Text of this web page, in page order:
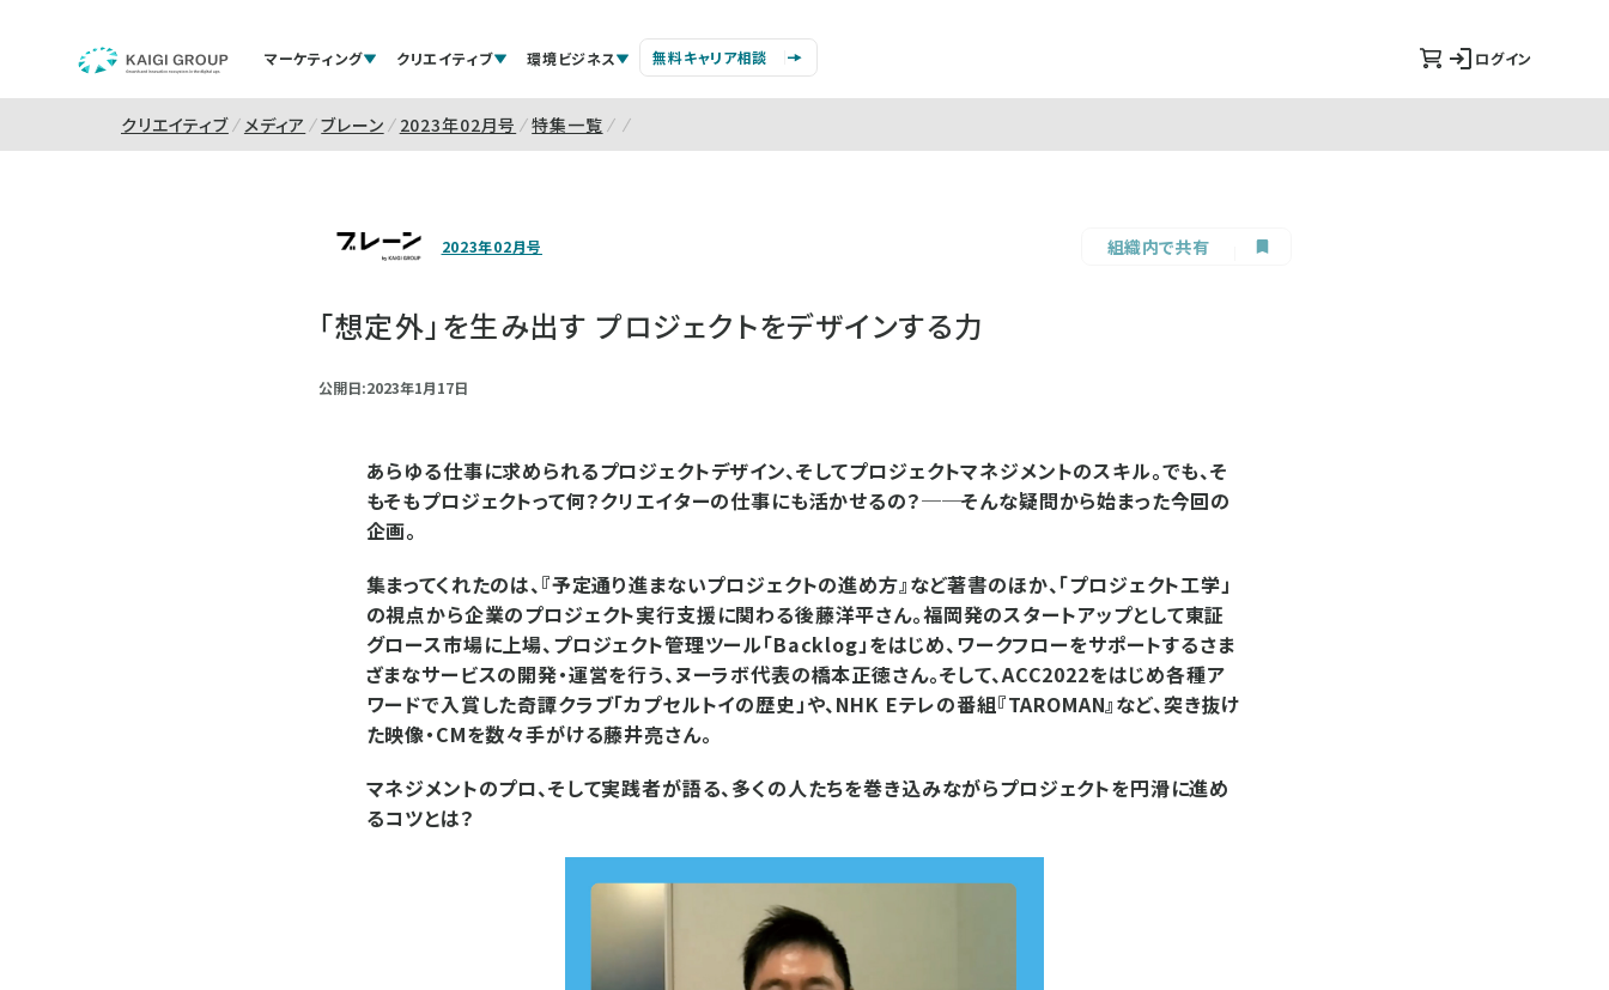
マーケティング クリエイティブ 環境ビジネス 無料キャリア相談 ログイン
クリエイティブ メディア ブレーン 2023年02月号 特集一覧
2023年02月号 組織内で共有
「想定外」を生み出す プロジェクトをデザインする力
公開日:2023年1月17日
あらゆる仕事に求められるプロジェクトデザイン、そしてプロジェクトマネジメントのスキル。でも、そ
もそもプロジェクトって何？クリエイターの仕事にも活かせるの？──そんな疑問から始まった今回の
企画。
集まってくれたのは、『予定通り進まないプロジェクトの進め方』など著書のほか、「プロジェクト工学」
の視点から企業のプロジェクト実行支援に関わる後藤洋平さん。福岡発のスタートアップとして東証
グロース市場に上場、プロジェクト管理ツール「Backlog」をはじめ、ワークフローをサポートするさま
ざまなサービスの開発・運営を行う、ヌーラボ代表の橋本正徳さん。そして、ACC2022をはじめ各種ア
ワードで入賞した奇譚クラブ「カプセルトイの歴史」や、NHK Eテレの番組『TAROMAN』など、突き抜け
た映像・CMを数々手がける藤井亮さん。
マネジメントのプロ、そして実践者が語る、多くの人たちを巻き込みながらプロジェクトを円滑に進め
るコツとは？